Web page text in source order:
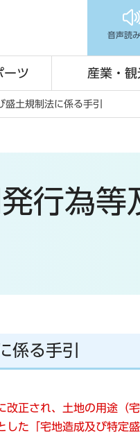
音声読
ーツ 産業・観
土規制法に係る手引
行為等
係る手引
正され、土地の用途（
た「宅地造成及び特定